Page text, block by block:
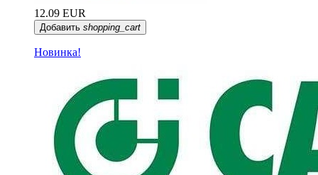
12.09 EUR
Добавить shopping_cart
Новинка!